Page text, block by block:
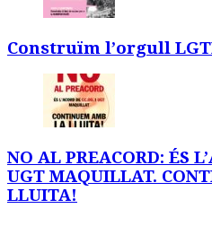
Construïm l’orgull
NO AL PREACORD: ÉS
UGT MAQUILLAT.
LLUITA!